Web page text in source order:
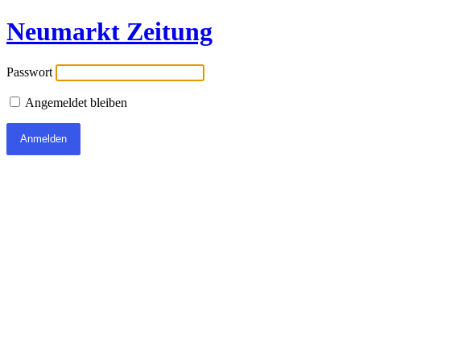
Neumarkt Zeitung
Passwort
Angemeldet bleiben